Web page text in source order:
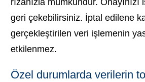
rızanızla mümkündür.
geri çekebilirsiniz. İptal edilene
gerçekleştirilen veri işlemenin
etkilenmez.
Özel durumlarda verilerin